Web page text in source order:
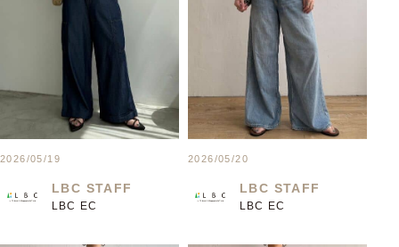
2026/05/19
LBC STAFF
LBC EC
2026/05/20
LBC STAFF
LBC EC